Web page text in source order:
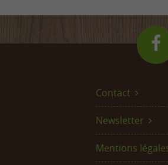
Contact
Newsletter
Mentions